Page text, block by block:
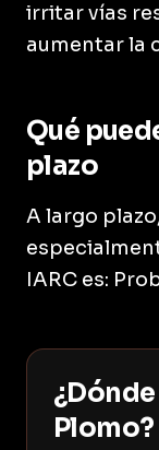
irritar vías
aumentar la
Qué
plazo
A largo
IARC es:
Plomo?